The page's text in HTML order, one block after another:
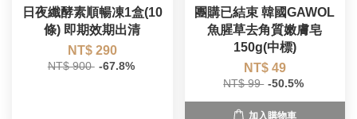
日夜纖酵素順暢凍1盒(10
條) 即期效期出清
NT$ 290
NT$ 900 -67.8%
團購已結束 韓國GAWOL
魚腥草去角質嫩膚皂
150g(中標)
NT$ 49
NT$ 99 -50.5%
加入購物車